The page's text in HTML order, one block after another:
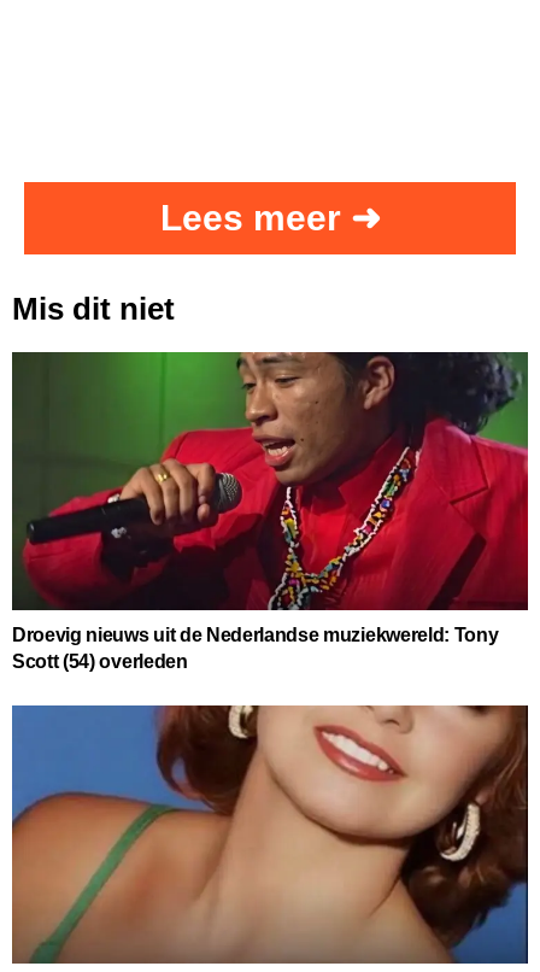
Lees meer ➜
Mis dit niet
Droevig nieuws uit de Nederlandse muziekwereld: Tony
Scott (54) overleden